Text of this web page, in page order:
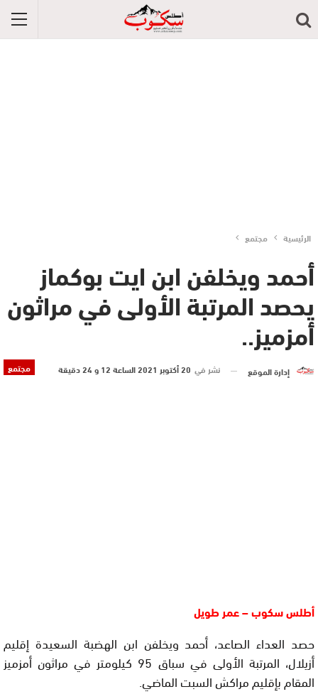
الرئيسية مجتمع
أحمد ويخلفن ابن ايت بوكماز
يحصد المرتبة الأولى في مراثون
أمزميز..
مجتمع إدارة الموقع نشر في 20 أكتوبر 2021 الساعة 12 و 24 دقيقة
أطلس سكوب – عمر طويل
حصد العداء الصاعد، أحمد ويخلفن ابن الهضبة السعيدة إقليم
أزيلال، المرتبة الأولى في سباق 95 كيلومتر في مراثون أمزميز
المقام بإقليم مراكش السبت الماضي.